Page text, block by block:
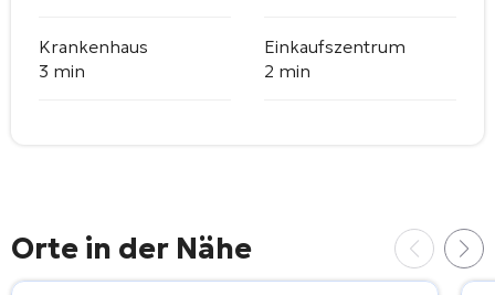
Krankenhaus
3 min
Einkaufszentrum
2 min
Orte in der Nähe